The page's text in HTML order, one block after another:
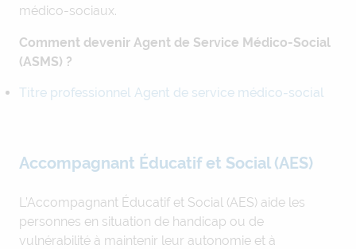
médico-sociaux.
Comment devenir Agent de Service Médico-Social
(ASMS) ?
Titre professionnel Agent de service médico-social
Accompagnant Éducatif et Social (AES)
L’Accompagnant Éducatif et Social (AES) aide les
personnes en situation de handicap ou de
vulnérabilité à maintenir leur autonomie et à